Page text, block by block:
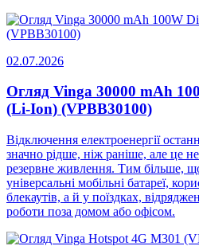
02.07.2026
Огляд Vinga 30000 mAh
(Li-Ion) (VPBB30100)
Відключення електроенергії
значно рідше, ніж раніше, але це
резервне живлення. Тим більше,
універсальні мобільні батареї,
блекаутів, а й у поїздках,
роботи поза домом або офісом.